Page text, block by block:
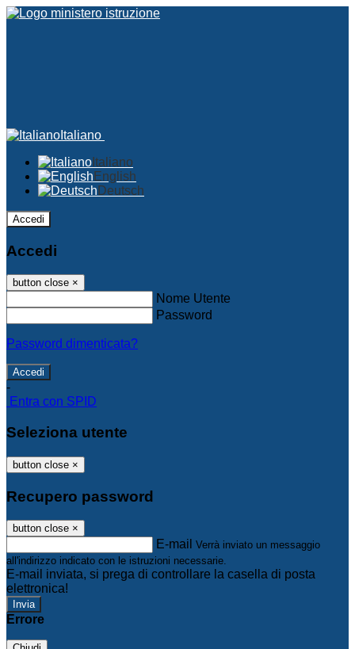
Italiano
Italiano
English
Deutsch
Accedi
Accedi
button close ×
Nome Utente
Password
Password dimenticata?
-
Entra con SPID
Seleziona utente
button close ×
Recupero password
button close ×
E-mail Verrà inviato un messaggio
all'indirizzo indicato con le istruzioni necessarie.
E-mail inviata, si prega di controllare la casella di posta
elettronica!
Errore